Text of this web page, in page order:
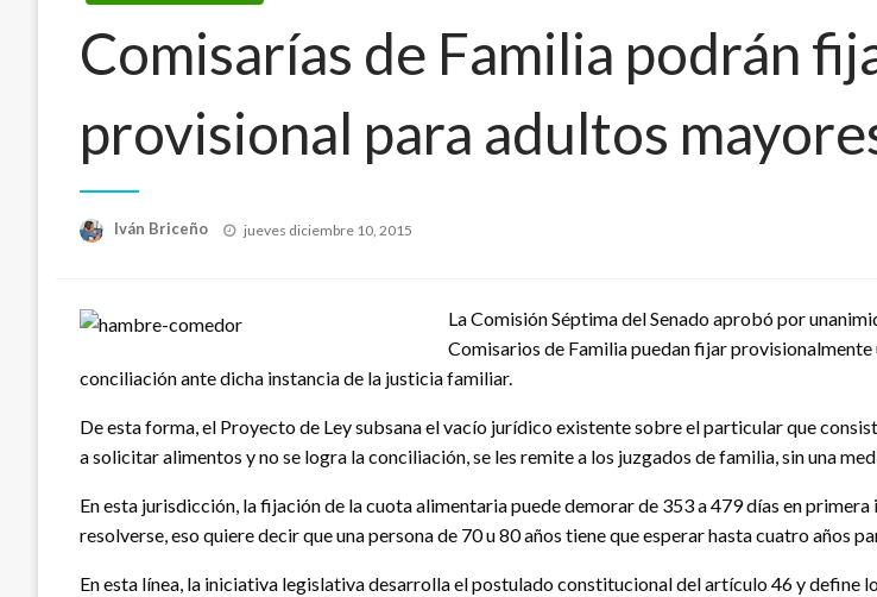
Comisarías de Familia podrán
provisional para adultos
Iván Briceño
Publicado
jueves diciembre 10, 2015
La Comisión Séptima del Senado aprobó por
Comisarios de Familia puedan fijar
conciliación ante dicha instancia de la justicia familiar.
De esta forma, el Proyecto de Ley subsana el vacío jurídico existente sobre el particular que
a solicitar alimentos y no se logra la conciliación, se les remite a los juzgados de familia, sin una
En esta jurisdicción, la fijación de la cuota alimentaria puede demorar de 353 a 479 días en
resolverse, eso quiere decir que una persona de 70 u 80 años tiene que esperar hasta cuatro años
En esta línea, la iniciativa legislativa desarrolla el postulado constitucional del artículo 46 y define